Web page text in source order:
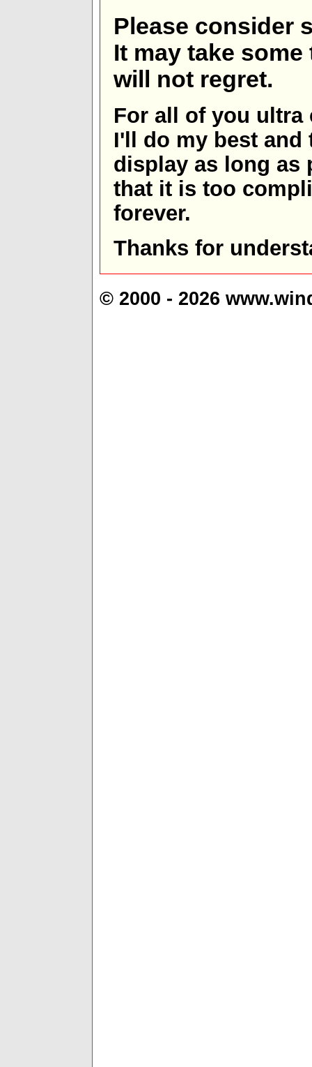
Please consider
It may take
will not regret.
For all of you ultra
I'll do my best and
display as long as
that it is too
forever.
Thanks for
© 2000 - 2026